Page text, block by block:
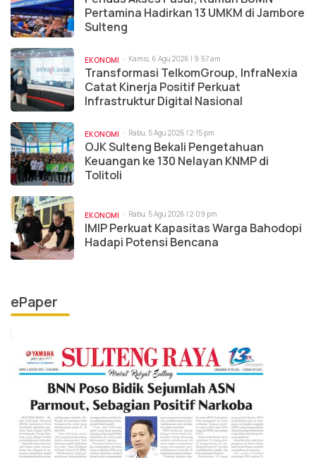
Pertamina Hadirkan 13 UMKM di Jambore
Sulteng
EKONOMI Kamis, 6 Agu 2026 | 9:57 am
Transformasi TelkomGroup, InfraNexia
Catat Kinerja Positif Perkuat
Infrastruktur Digital Nasional
EKONOMI Rabu, 5 Agu 2026 | 2:15 pm
OJK Sulteng Bekali Pengetahuan
Keuangan ke 130 Nelayan KNMP di
Tolitoli
EKONOMI Rabu, 5 Agu 2026 | 2:09 pm
IMIP Perkuat Kapasitas Warga Bahodopi
Hadapi Potensi Bencana
ePaper